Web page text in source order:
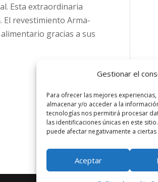
Gestionar el
Para ofrecer las mejores
almacenar y/o acceder a la
tecnologías nos permitirá procesar
las identificaciones únicas en este
puede afectar negativamente a
Aceptar
Esta extraordinaria
revestimiento Arma-
gracias a sus